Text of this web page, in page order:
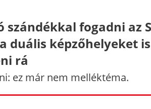
szándékkal fogadni az
duális képzőhelyeket
rá
ez már nem melléktéma.